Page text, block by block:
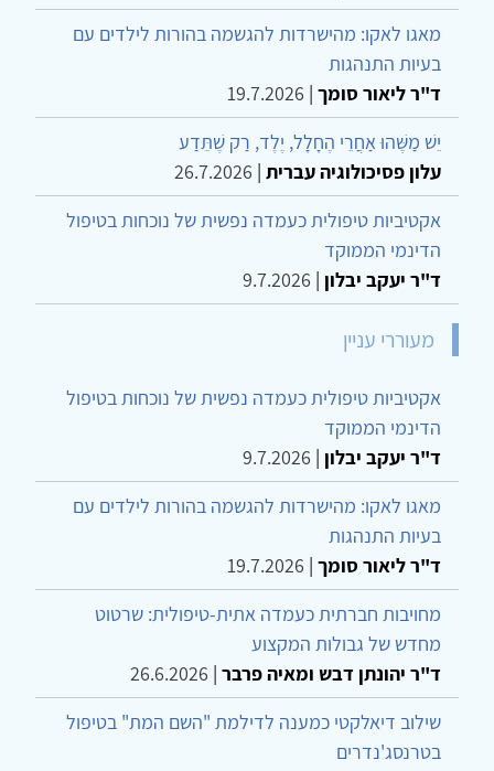
מאגו לאקו: מהישרדות להגשמה בהורות לילדים עם
בעיות התנהגות
ד"ר ליאור סומך |
19.7.2026
יֵשׁ מַשֶּׁהוּ אַחֲרֵי הֶחָלָל, יֶלֶד, רַק שֶׁתֵּדַע
עלון פסיכולוגיה עברית |
26.7.2026
אקטיביות טיפולית כעמדה נפשית של נוכחות בטיפול
הדינמי הממוקד
ד"ר יעקב יבלון |
9.7.2026
מעוררי עניין
אקטיביות טיפולית כעמדה נפשית של נוכחות בטיפול
הדינמי הממוקד
ד"ר יעקב יבלון |
9.7.2026
מאגו לאקו: מהישרדות להגשמה בהורות לילדים עם
בעיות התנהגות
ד"ר ליאור סומך |
19.7.2026
מחויבות חברתית כעמדה אתית-טיפולית: שרטוט
מחדש של גבולות המקצוע
ד"ר יהונתן דבש ומאיה פרבר |
26.6.2026
שילוב דיאלקטי כמענה לדילמת "השם המת" בטיפול
בטרנסג'נדרים